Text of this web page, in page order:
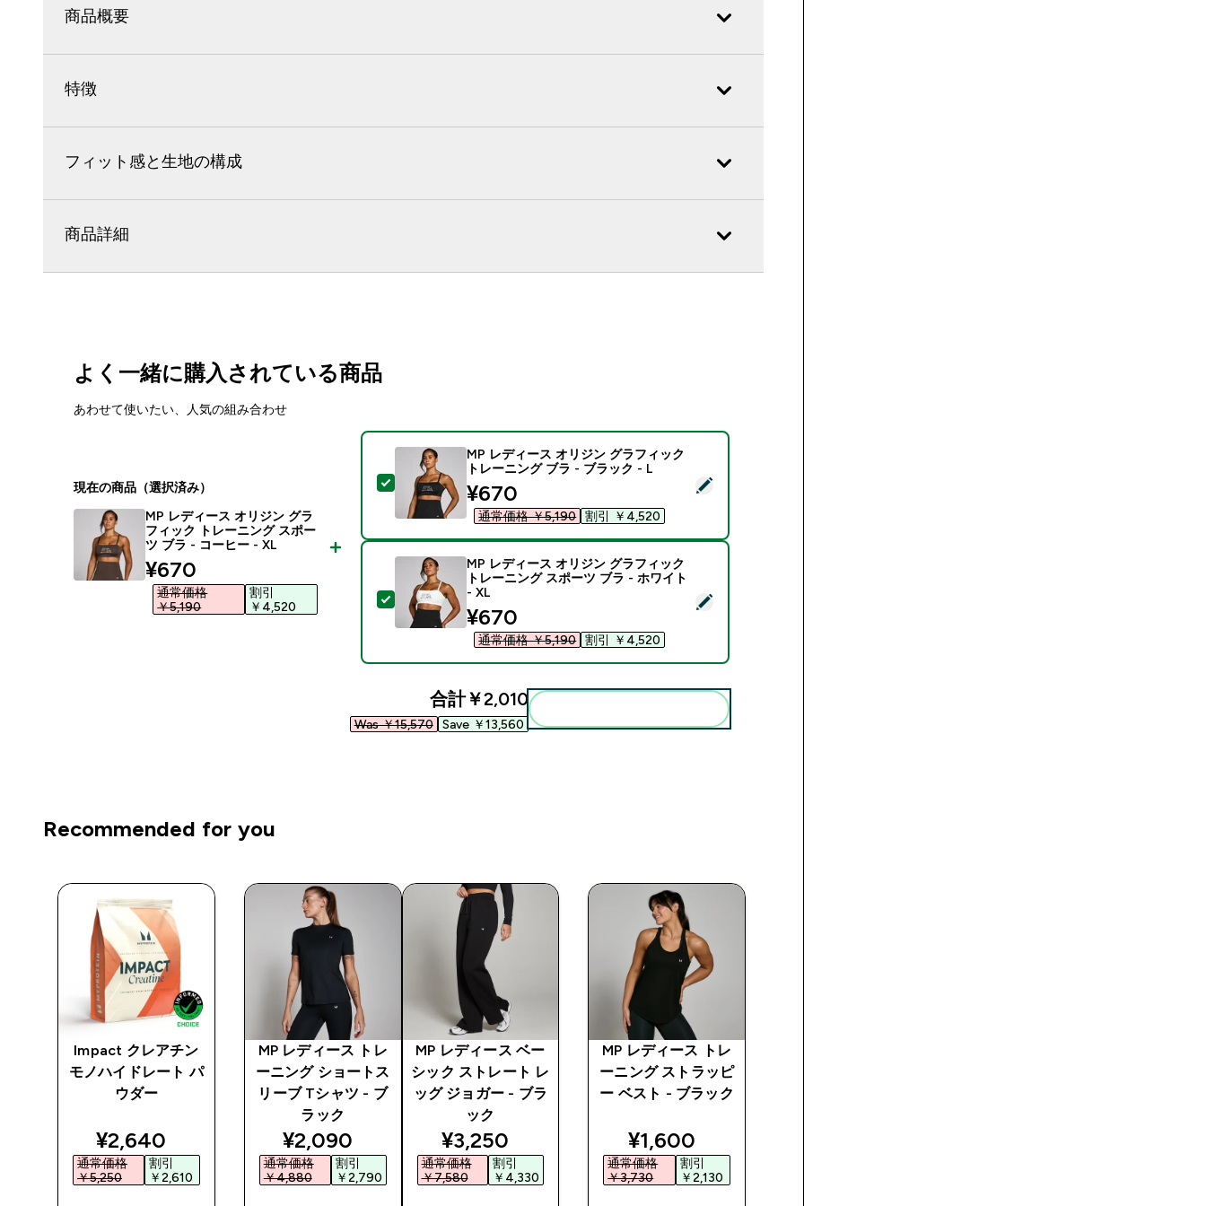
商品概要
特徴
フィット感と生地の構成
商品詳細
よく一緒に購入されている商品
あわせて使いたい、人気の組み合わせ
現在の商品（選択済み）
MP レディース オリジン グラ
フィック トレーニング スポー
ツ ブラ - コーヒー - XL
discounted price
¥670‎
通常価格
￥5,190‎
割引
￥4,520‎
この商品を選択 - MP レディース オリジン グラフィック トレーニング ブラ - ブラック - L
MP レディース オリジン グラフィック
トレーニング ブラ - ブラック - L
discounted price
¥670‎
通常価格 ￥5,190‎ 割引 ￥4,520‎
この商品を選択 - MP レディース オリジン グラフィック トレーニング スポーツ ブラ - ホワイト - XL
MP レディース オリジン グラフィック
トレーニング スポーツ ブラ - ホワイト
- XL
discounted price
¥670‎
通常価格 ￥5,190‎ 割引 ￥4,520‎
合計￥2,010‎
Was ￥15,570‎ Save ￥13,560‎
Recommended for you
Impact クレアチン
モノハイドレート パ
ウダー
discounted price
¥2,640‎
通常価格
￥5,250‎
割引
￥2,610‎
MP レディース トレ
ーニング ショートス
リーブ Tシャツ - ブ
ラック
discounted price
¥2,090‎
通常価格
￥4,880‎
割引
￥2,790‎
MP レディース ベー
シック ストレート レ
ッグ ジョガー - ブラ
ック
discounted price
¥3,250‎
通常価格
￥7,580‎
割引
￥4,330‎
MP レディース トレ
ーニング ストラッピ
ー ベスト - ブラック
discounted price
¥1,600‎
通常価格
￥3,730‎
割引
￥2,130‎